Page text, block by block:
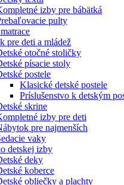
izby pre bábätká
pulty
pre deti a mládež
otočné stoličky
písacie stoly
postele
Klasické detské postele
Príslušenstvo k detským
skrine
izby pre deti
pre najmenších
vaky
detskej izby
deky
koberce
obliečky a plachty